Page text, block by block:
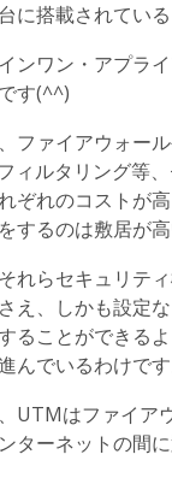
に搭載されている
インワン・アプラ
す(^^)
ファイアウォー
ィルタリング等
ぞれのコストが
するのは敷居が高
れらセキュリテ
え、しかも設定
ることができる
んでいるわけです
UTMはファイア
ターネットの間